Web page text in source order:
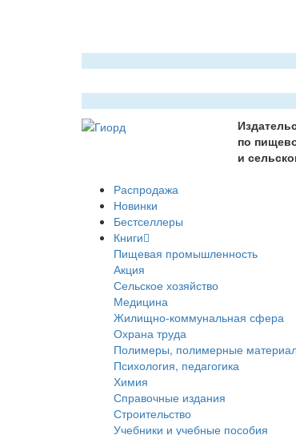
по
и
Распродажа
Новинки
Бестселлеры
Книги
Пищевая промышленность
Акция
Сельское хозяйство
Медицина
Жилищно-коммунальная сфера
Охрана труда
Полимеры, полимерные
Психология, педагогика
Химия
Справочные издания
Строительство
Учебники и учебные пособия